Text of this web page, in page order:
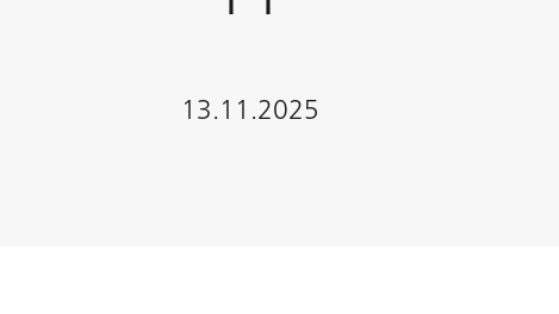
13.11.2025